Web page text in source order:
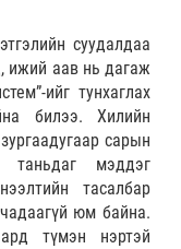
суудалдаа
ижий аав нь дагаж
ийг тунхаглах
билээ. Хилийн
сарын
таньдаг мэддэг
тасалбар
юм байна.
түмэн нэртэй